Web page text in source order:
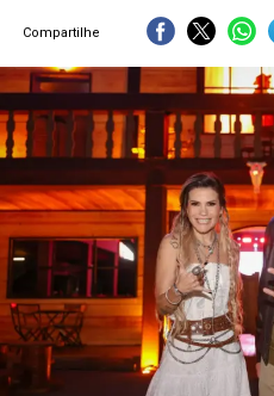
Compartilhe